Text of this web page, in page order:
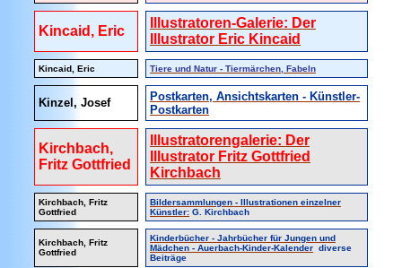
Kincaid, Eric
Illustratoren-Galerie: Der
Illustrator Eric Kincaid
Kincaid, Eric Tiere und Natur - Tiermärchen, Fabeln
Kinzel, Josef
Postkarten, Ansichtskarten - Künstler-
Postkarten
Kirchbach,
Fritz Gottfried
Illustratorengalerie: Der
Illustrator Fritz Gottfried
Kirchbach
Kirchbach, Fritz
Gottfried
Bildersammlungen - Illustrationen einzelner
Künstler: G. Kirchbach
Kirchbach, Fritz
Gottfried
Kinderbücher - Jahrbücher für Jungen und
Mädchen - Auerbach-Kinder-Kalender diverse
Beiträge